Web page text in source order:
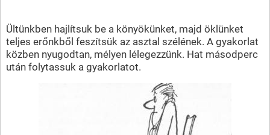
Ültünkben hajlítsuk be a könyökünket, majd öklünket
teljes erőnkből feszítsük az asztal szélének. A gyakorlat
közben nyugodtan, mélyen lélegezzünk. Hat másodperc
után folytassuk a gyakorlatot.